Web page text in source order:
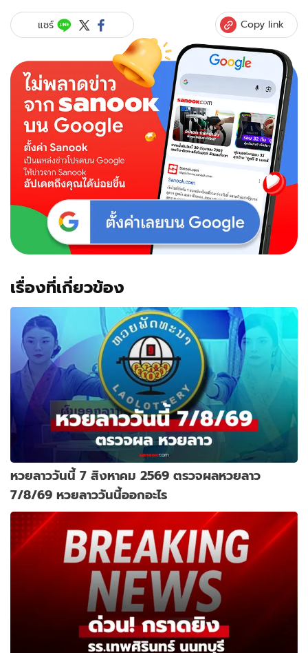
แชร์ Copy link
เรื่องที่เกี่ยวข้อง
หวยลาววันนี้ 7 สิงหาคม 2569 ตรวจผลหวยลาว
7/8/69 หวยลาววันนี้ออกอะไร